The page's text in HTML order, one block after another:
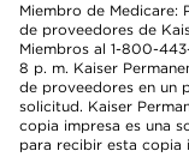
Miembro de Medicare:
de proveedores de
Miembros al 1-800-
8 p. m. Kaiser
de proveedores en un
solicitud. Kaiser
copia impresa es una
para recibir esta copia